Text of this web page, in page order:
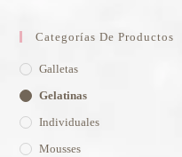
Categorías De Productos
Galletas
Gelatinas
Individuales
Mousses